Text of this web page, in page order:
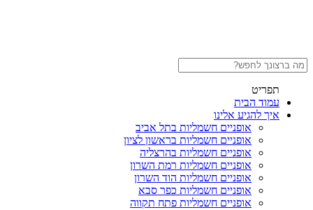
תפריט
עמוד הבית
איך להגיע אלינו
אופניים חשמליות בתל אביב
אופניים חשמליות בראשון לציון
אופניים חשמליות בהרצליה
אופניים חשמליות רמת השרון
אופניים חשמליות הוד השרון
אופניים חשמליות כפר סבא
אופניים חשמליות פתח תקווה